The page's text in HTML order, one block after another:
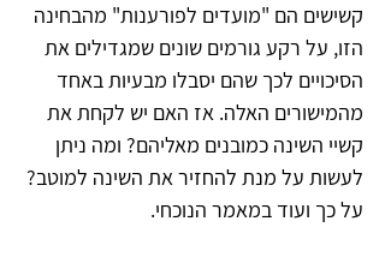
קשישים הם "מועדים לפורענות" מהבחינה
הזו, על רקע גורמים שונים שמגדילים את
הסיכויים לכך שהם יסבלו מבעיות באחד
מהמישורים האלה. אז האם יש לקחת את
קשיי השינה כמובנים מאליהם? ומה ניתן
לעשות על מנת להחזיר את השינה למוטב?
על כך ועוד במאמר הנוכחי.